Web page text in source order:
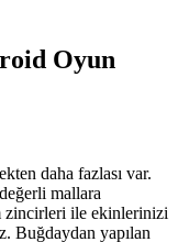
Oyun
daha fazlası var.
mallara
zincirleri ile ekinlerinizi
Buğdaydan yapılan